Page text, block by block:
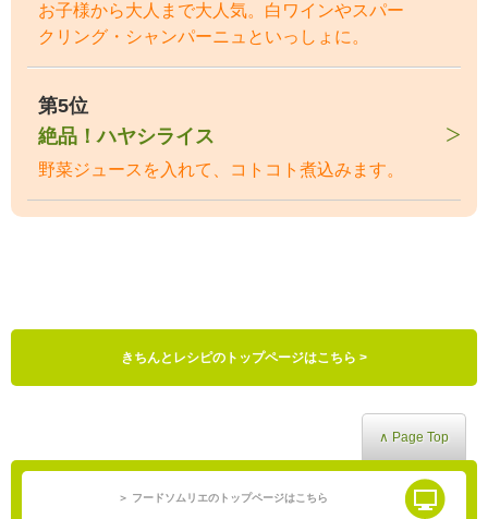
お子様から大人まで大人気。白ワインやスパー
クリング・シャンパーニュといっしょに。
第5位
絶品！ハヤシライス
野菜ジュースを入れて、コトコト煮込みます。
きちんとレシピのトップページはこちら >
∧ Page Top
＞ フードソムリエのトップページはこちら